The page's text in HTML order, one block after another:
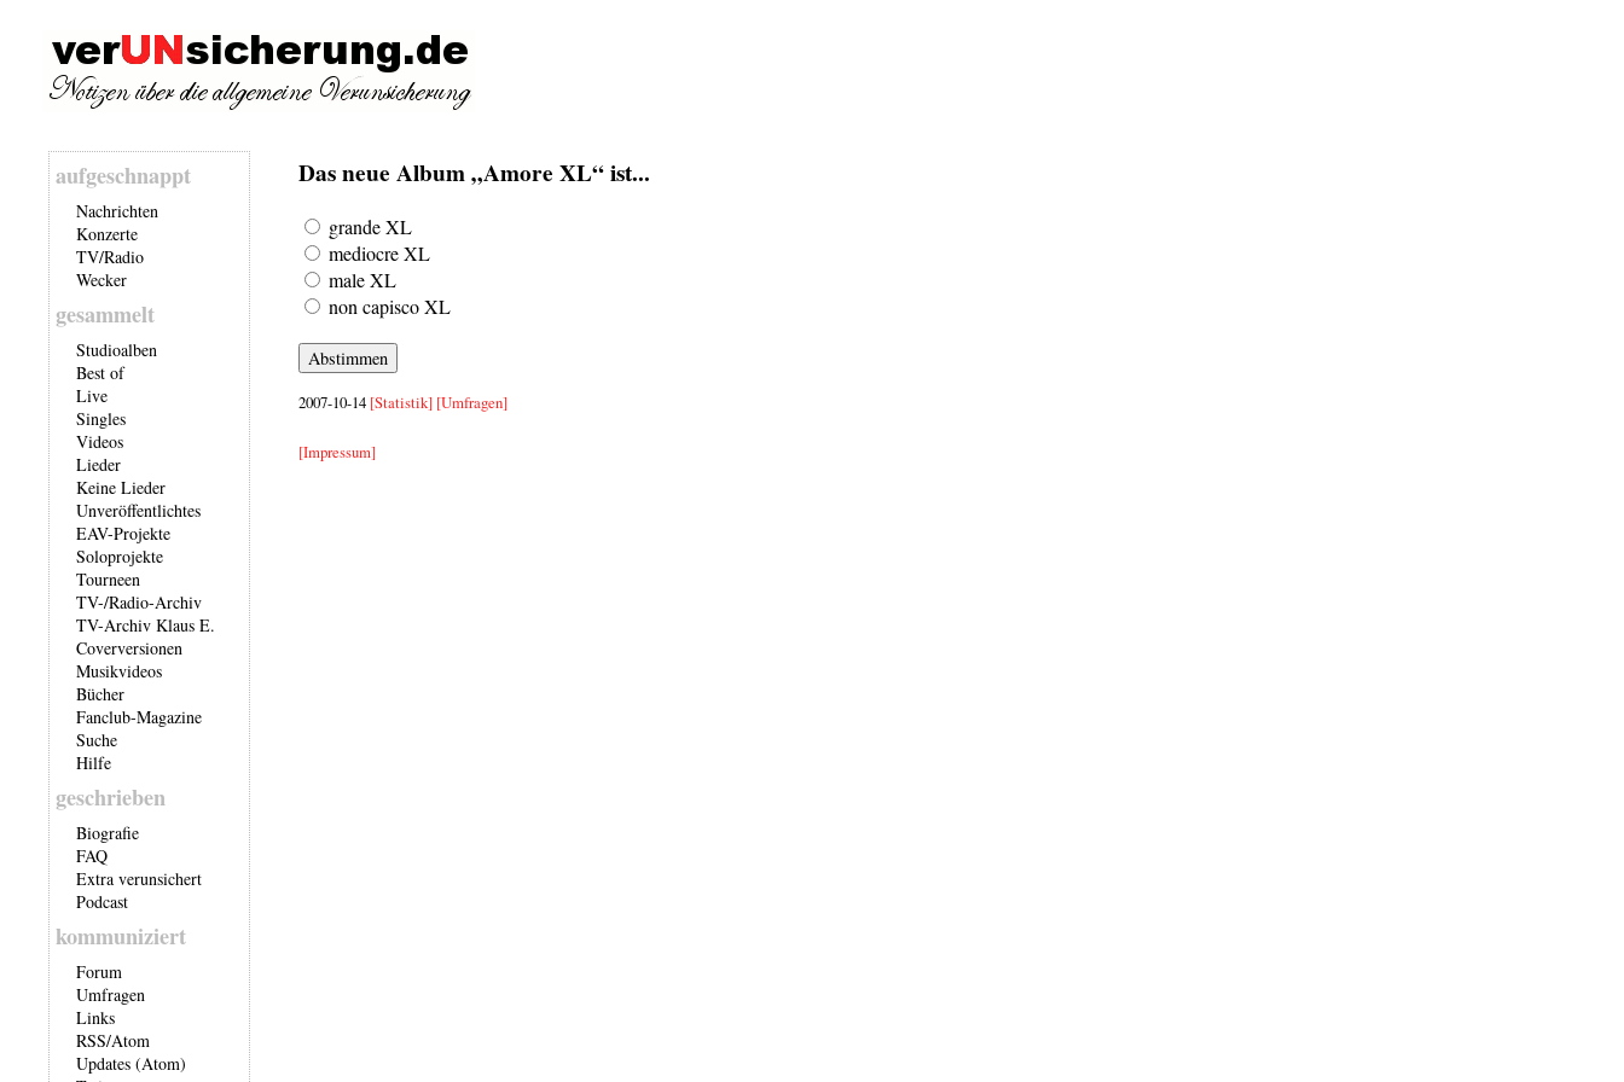
aufgeschnappt
Nachrichten
Konzerte
TV/Radio
Wecker
gesammelt
Studioalben
Best of
Live
Singles
Videos
Lieder
Keine Lieder
Unveröffentlichtes
EAV-Projekte
Soloprojekte
Tourneen
TV-/Radio-Archiv
TV-Archiv Klaus E.
Coverversionen
Musikvideos
Bücher
Fanclub-Magazine
Suche
Hilfe
geschrieben
Biografie
FAQ
Extra verunsichert
Podcast
kommuniziert
Forum
Umfragen
Links
RSS/Atom
Updates (Atom)
Das neue Album „Amore XL“ ist...
grande XL
mediocre XL
male XL
non capisco XL
2007-10-14 [Statistik] [Umfragen]
[Impressum]